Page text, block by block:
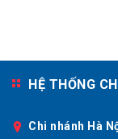
HỆ THỐNG
Chi nhánh Hà